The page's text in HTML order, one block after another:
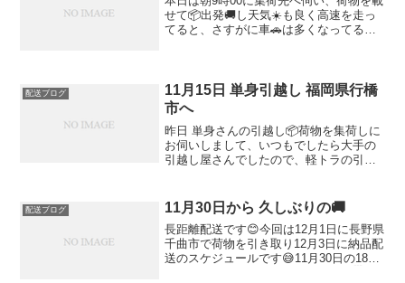
せて📦出発🚚し天気☀️も良く高速を走っ
てると、さすがに車🚗は多くなってると
が 今回は、...
配送ブログ
11月15日 単身引越し 福岡県行橋
市へ
昨日 単身さんの引越し📦荷物を集荷しに
お伺いしまして、いつもでしたら大手の
引越し屋さんでしたので、軽トラの引越
ラできっちり📦荷物が載りましたのでご
安心された様子で翌日☀...
配送ブログ 11月30日から 久しぶりの🚚
長距離配送です😊今回は12月1日に長野県
千曲市で荷物を引き取り12月3日に納品配
送のスケジュールです😅11月30日の18時